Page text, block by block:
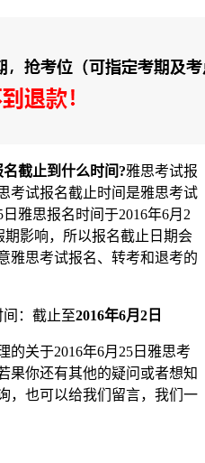
截止到什么时间?雅思考试报
考试报名截止时间是雅思考试
雅思报名时间于2016年6月2
期影响，所以报名截止日期会
雅思考试报名、转考和退考的
：截止至2016年6月2日
关于2016年6月25日雅思考
果你还有其他的疑问或者想知
，也可以给我们留言，我们一